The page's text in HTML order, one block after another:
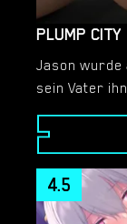
PLUMP CITY
Jason wurde
sein Vater
erwischt
möchte sich
sexy … Und
könnte
4.5